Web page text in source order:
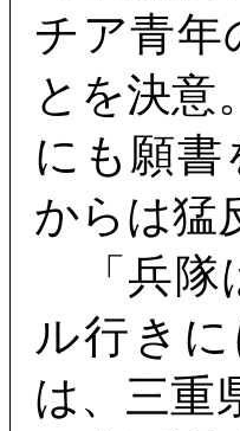
チア青年
とを決意
にも願
からは猛
「兵隊
ル行き
は、三重